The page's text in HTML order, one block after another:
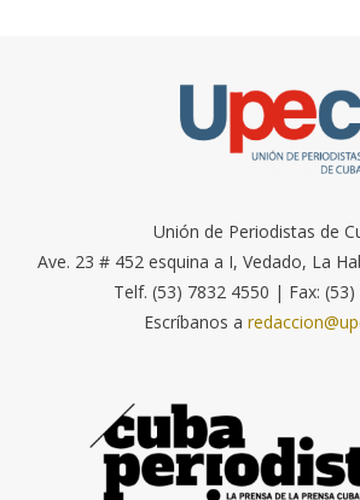
Unión de Periodistas de
Ave. 23 # 452 esquina a I, Vedado, La
Telf. (53) 7832 4550 | Fax: (53)
Escríbanos a